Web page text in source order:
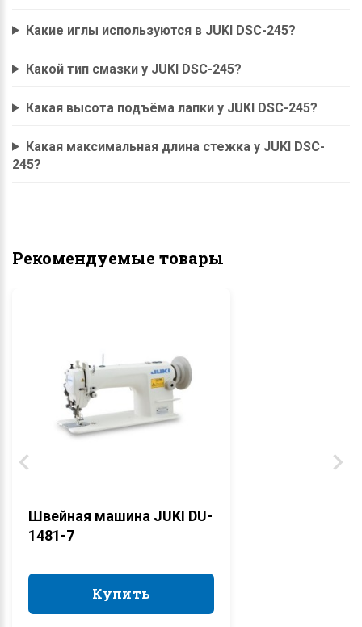
Какие иглы используются в JUKI DSC-245?
Какой тип смазки у JUKI DSC-245?
Какая высота подъёма лапки у JUKI DSC-245?
Какая максимальная длина стежка у JUKI DSC-
245?
Рекомендуемые товары
Швейная машина JUKI DU-
1481-7
Купить
Купить